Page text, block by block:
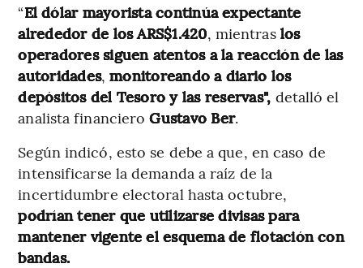
“El dólar mayorista continúa expectante
alrededor de los ARS$1.420, mientras los
operadores siguen atentos a la reacción de las
autoridades,monitoreando a diario los
depósitos del Tesoro y las reservas", detalló el
analista financieroGustavo Ber.
Según indicó, esto se debe a que, en caso de
intensificarse la demanda a raíz de la
incertidumbre electoral hasta octubre,
podrían tener que utilizarse divisas para
mantener vigente el esquema de flotación con
bandas.